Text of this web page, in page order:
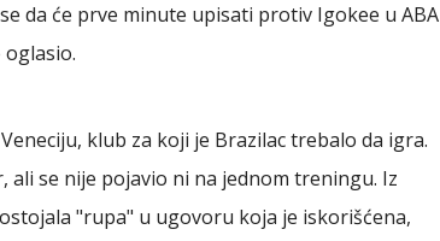
da će prve minute upisati protiv Igokee u ABA
oglasio.
klub za koji je Brazilac trebalo da igra.
se nije pojavio ni na jednom treningu. Iz
"rupa" u ugovoru koja je iskorišćena,